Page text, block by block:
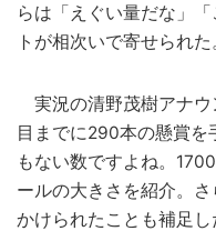
らは「えぐい量だな」
トが相次いで寄せられた
実況の清野茂樹アナウ
目までに290本の懸賞を
もない数ですよね。
ールの大きさを紹介。
かけられたことも補足